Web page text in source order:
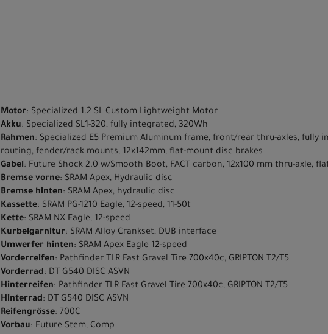
Motor: Specialized 1.2 SL Custom Lightweight Motor
Akku: Specialized SL1-320, fully integrated, 320Wh
Rahmen: Specialized E5 Premium Aluminum frame, front/rear thru-axles,
routing, fender/rack mounts, 12x142mm, flat-mount disc brakes
Gabel: Future Shock 2.0 w/Smooth Boot, FACT carbon, 12x100 mm thru-axle,
Bremse vorne: SRAM Apex, Hydraulic disc
Bremse hinten: SRAM Apex, hydraulic disc
Kassette: SRAM PG-1210 Eagle, 12-speed, 11-50t
Kette: SRAM NX Eagle, 12-speed
Kurbelgarnitur: SRAM Alloy Crankset, DUB interface
Umwerfer hinten: SRAM Apex Eagle 12-speed
Vorderreifen: Pathfinder TLR Fast Gravel Tire 700x40c, GRIPTON T2/T5
Vorderrad: DT G540 DISC ASVN
Hinterreifen: Pathfinder TLR Fast Gravel Tire 700x40c, GRIPTON T2/T5
Hinterrad: DT G540 DISC ASVN
Reifengrösse: 700C
Vorbau: Future Stem, Comp